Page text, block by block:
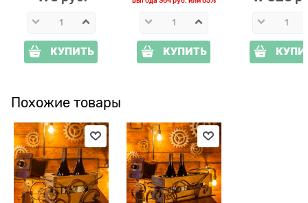
КУПИТЬ КУПИТЬ
Похожие товары